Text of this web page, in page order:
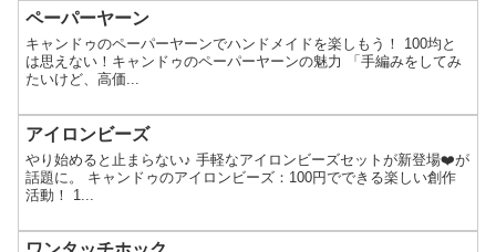
ペーパーヤーン
キャンドゥのペーパーヤーンでハンドメイドを楽しもう！ 100均と
は思えない！キャンドゥのペーパーヤーンの魅力 「手編みをしてみ
たいけど、高価...
アイロンビーズ
やり始めると止まらない♪ 手軽なアイロンビーズセットが新登場❤️が
話題に。 キャンドゥのアイロンビーズ：100円でできる楽しい創作
活動！ 1...